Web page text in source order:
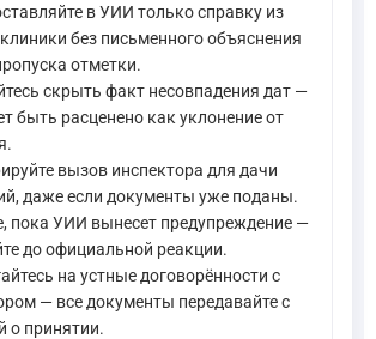
в УИИ только справку из
без письменного объяснения
отметки.
скрыть факт несовпадения дат —
быть расценено как уклонение от
вызов инспектора для дачи
даже если документы уже поданы.
пока УИИ вынесет предупреждение —
до официальной реакции.
на устные договорённости с
— все документы передавайте с
о принятии.